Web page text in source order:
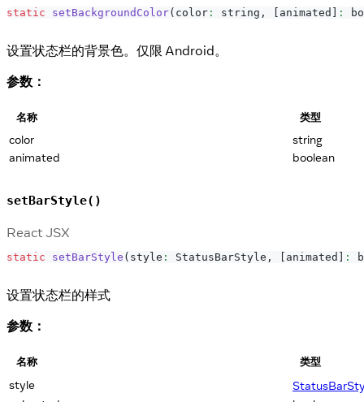
static setBackgroundColor( color : string , animated :
设置状态栏的背景色。仅限 Android。
参数：
名称 类型
color
string
animated
boolean
setBarStyle()
React JSX
static setBarStyle ( style : StatusBarStyle , [ animated ] :
设置状态栏的样式
参数：
名称 类型
style